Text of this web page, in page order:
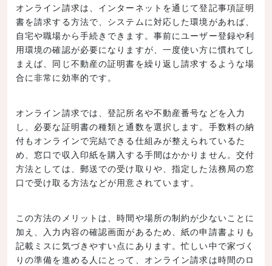
オンライン請求は、インターネットを通じて登記事項証明
書を請求する方法で、システムに対応した環境があれば、
自宅や職場から手続きできます。事前にユーザー登録や利
用環境の確認が必要になりますが、一度使い方に慣れてし
まえば、同じ不動産の証明書を繰り返し請求するような場
合に非常に効率的です。
オンライン請求では、登記所名や不動産番号などを入力
し、必要な証明書の種類と通数を選択します。手数料の納
付もオンラインで完結できる仕組みが整えられているた
め、窓口で収入印紙を購入する手間はかかりません。交付
方法としては、郵送での受け取りや、指定した法務局の窓
口で受け取る方法などが用意されています。
この方法のメリットは、時間や場所の制約が少ないことに
加え、入力内容の確認画面があるため、紙の申請書よりも
記載ミスに気づきやすい点にあります。忙しい中で家づく
りの準備を進める人にとって、オンライン請求は時間のロ